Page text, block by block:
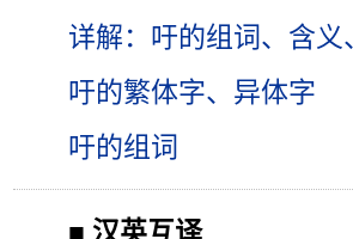
详解：吁的组词、含义
吁的繁体字、异体字
吁的组词
■ 汉英互译